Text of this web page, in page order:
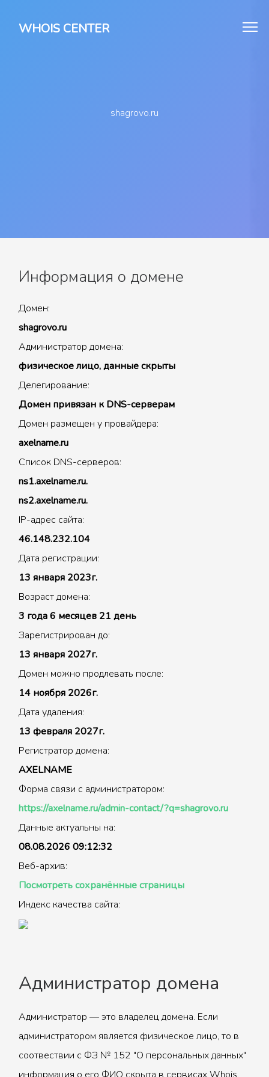
WHOIS CENTER
shagrovo.ru
Информация о домене
Домен:
shagrovo.ru
Администратор домена:
физическое лицо, данные скрыты
Делегирование:
Домен привязан к DNS-серверам
Домен размещен у провайдера:
axelname.ru
Список DNS-серверов:
ns1.axelname.ru.
ns2.axelname.ru.
IP-адрес сайта:
46.148.232.104
Дата регистрации:
13 января 2023г.
Возраст домена:
3 года 6 месяцев 21 день
Зарегистрирован до:
13 января 2027г.
Домен можно продлевать после:
14 ноября 2026г.
Дата удаления:
13 февраля 2027г.
Регистратор домена:
AXELNAME
Форма связи с администратором:
https://axelname.ru/admin-contact/?q=shagrovo.ru
Данные актуальны на:
08.08.2026 09:12:32
Веб-архив:
Посмотреть сохранённые страницы
Индекс качества сайта:
Администратор домена
Администратор — это владелец домена. Если
администратором является физическое лицо, то в
соотвествии с ФЗ № 152 "О персональных данных"